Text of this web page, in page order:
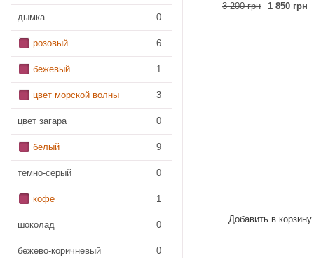
дымка 0
розовый 6
бежевый 1
цвет морской волны 3
цвет загара 0
белый 9
темно-серый 0
кофе 1
шоколад 0
бежево-коричневый 0
3 200 грн 1 850 грн
Добавить в корзину